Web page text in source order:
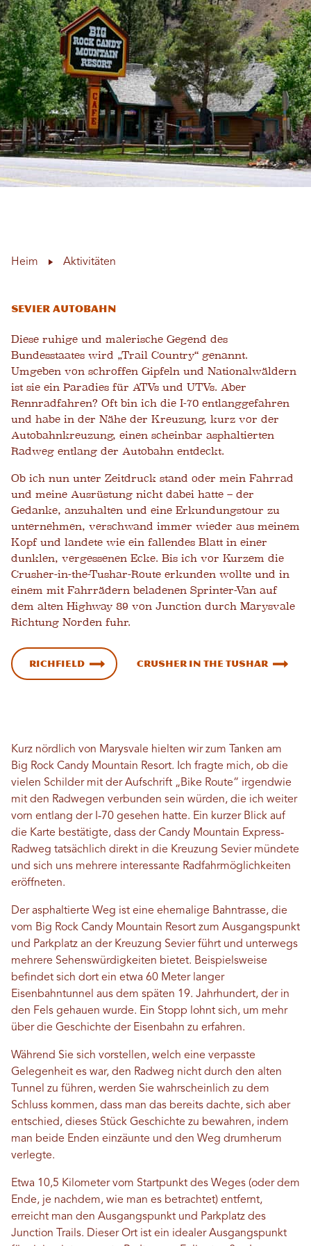
Heim Aktivitäten
Sevier Autobahn
Diese ruhige und malerische Gegend des
Bundesstaates wird „Trail Country“ genannt.
Umgeben von schroffen Gipfeln und Nationalwäldern
ist sie ein Paradies für ATVs und UTVs. Aber
Rennradfahren? Oft bin ich die I-70 entlanggefahren
und habe in der Nähe der Kreuzung, kurz vor der
Autobahnkreuzung, einen scheinbar asphaltierten
Radweg entlang der Autobahn entdeckt.
Ob ich nun unter Zeitdruck stand oder mein Fahrrad
und meine Ausrüstung nicht dabei hatte – der
Gedanke, anzuhalten und eine Erkundungstour zu
unternehmen, verschwand immer wieder aus meinem
Kopf und landete wie ein fallendes Blatt in einer
dunklen, vergessenen Ecke. Bis ich vor Kurzem die
Crusher-in-the-Tushar-Route erkunden wollte und in
einem mit Fahrrädern beladenen Sprinter-Van auf
dem alten Highway 89 von Junction durch Marysvale
Richtung Norden fuhr.
Richfield Crusher in the Tushar
Kurz nördlich von Marysvale hielten wir zum Tanken am
Big Rock Candy Mountain Resort. Ich fragte mich, ob die
vielen Schilder mit der Aufschrift „Bike Route“ irgendwie
mit den Radwegen verbunden sein würden, die ich weiter
vorn entlang der I-70 gesehen hatte. Ein kurzer Blick auf
die Karte bestätigte, dass der Candy Mountain Express-
Radweg tatsächlich direkt in die Kreuzung Sevier mündete
und sich uns mehrere interessante Radfahrmöglichkeiten
eröffneten.
Der asphaltierte Weg ist eine ehemalige Bahntrasse, die
vom Big Rock Candy Mountain Resort zum Ausgangspunkt
und Parkplatz an der Kreuzung Sevier führt und unterwegs
mehrere Sehenswürdigkeiten bietet. Beispielsweise
befindet sich dort ein etwa 60 Meter langer
Eisenbahntunnel aus dem späten 19. Jahrhundert, der in
den Fels gehauen wurde. Ein Stopp lohnt sich, um mehr
über die Geschichte der Eisenbahn zu erfahren.
Während Sie sich vorstellen, welch eine verpasste
Gelegenheit es war, den Radweg nicht durch den alten
Tunnel zu führen, werden Sie wahrscheinlich zu dem
Schluss kommen, dass man das bereits dachte, sich aber
entschied, dieses Stück Geschichte zu bewahren, indem
man beide Enden einzäunte und den Weg drumherum
verlegte.
Etwa 10,5 Kilometer vom Startpunkt des Weges (oder dem
Ende, je nachdem, wie man es betrachtet) entfernt,
erreicht man den Ausgangspunkt und Parkplatz des
Junction Trails. Dieser Ort ist ein idealer Ausgangspunkt